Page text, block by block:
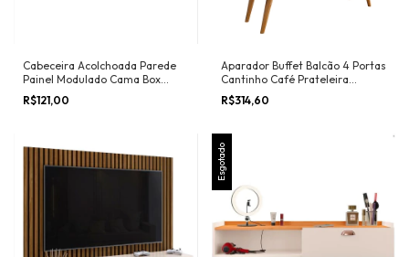
Cabeceira Acolchoada Parede
Painel Modulado Cama Box
Casal 1,40 Bia Capitonê
Decoração Quarto - Lojas RPM
R$121,00
Aparador Buffet Balcão 4 Portas
Cantinho Café Prateleira
Organizadora Pés Madeira
Decoração Sala Estar Jantar
RPM
R$314,60
Esgotado